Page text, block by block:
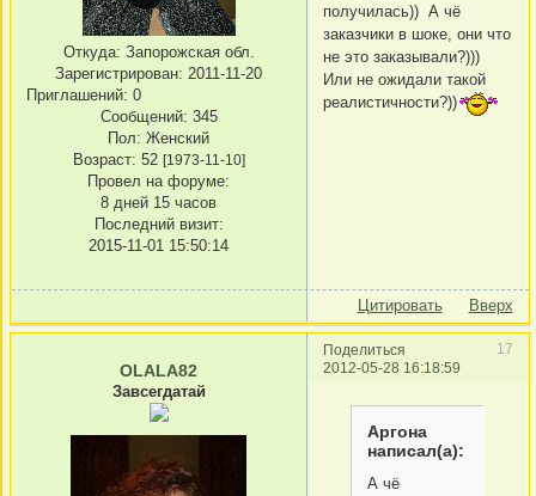
Откуда: Запорожская обл.
Зарегистрирован: 2011-11-20
Приглашений: 0
Сообщений: 345
Пол: Женский
Возраст: 52 [1973-11-10]
Провел на форуме:
8 дней 15 часов
Последний визит:
2015-11-01 15:50:14
получилась)) А чё
заказчики в шоке, они что
не это заказывали?)))
Или не ожидали такой
реалистичности?))
Цитировать Вверх
Поделиться
17
2012-05-28 16:18:59
OLALA82
Завсегдатай
Аргона
написал(а):
А чё